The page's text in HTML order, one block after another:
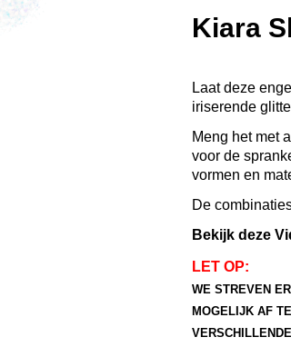
Bruto gewicht
Kiara
Laat deze
iriserende
Meng het met
voor de
vormen en
De
Bekijk deze
LET OP:
WE STREVEN
MOGELIJK AF